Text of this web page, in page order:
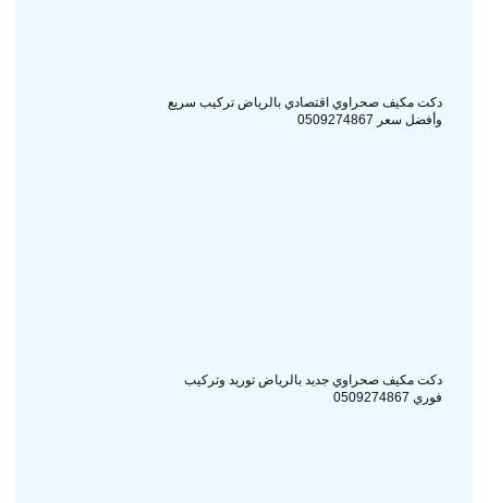
دكت مكيف صحراوي اقتصادي بالرياض تركيب سريع
وأفضل سعر 0509274867
دكت مكيف صحراوي جديد بالرياض توريد وتركيب
فوري 0509274867